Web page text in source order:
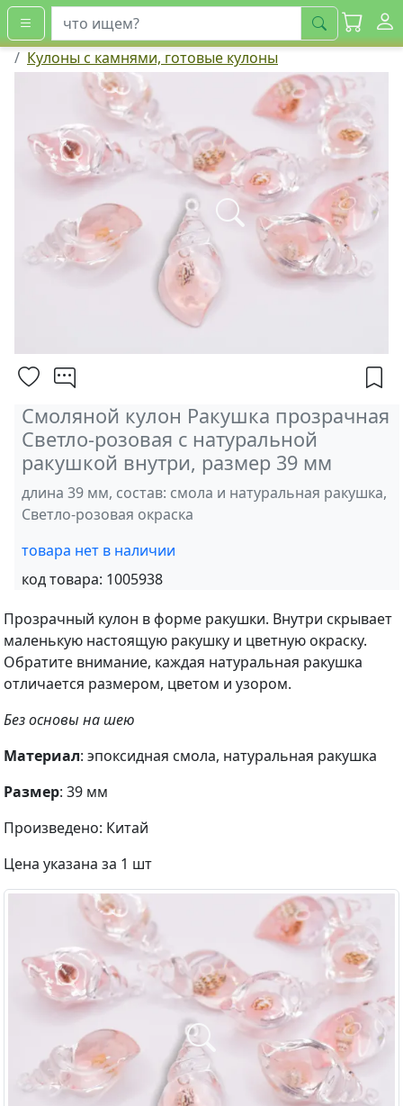
искать
Кулоны с камнями, готовые кулоны
Смоляной кулон Ракушка прозрачная
Светло-розовая с натуральной
ракушкой внутри, размер 39 мм
длина 39 мм, состав: смола и натуральная ракушка,
Светло-розовая окраска
товара нет в наличии
код товара: 1005938
Прозрачный кулон в форме ракушки. Внутри скрывает
маленькую настоящую ракушку и цветную окраску.
Обратите внимание, каждая натуральная ракушка
отличается размером, цветом и узором.
Без основы на шею
Материал: эпоксидная смола, натуральная ракушка
Размер: 39 мм
Произведено: Китай
Цена указана за 1 шт